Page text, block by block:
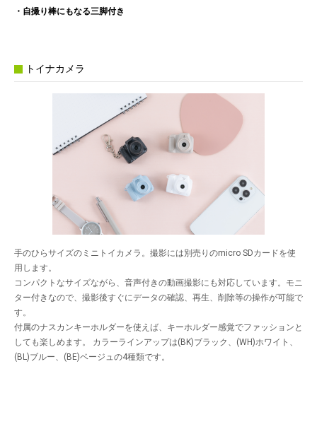
・自撮り棒にもなる三脚付き
トイナカメラ
手のひらサイズのミニトイカメラ。撮影には別売りのmicro SDカードを使
用します。
コンパクトなサイズながら、音声付きの動画撮影にも対応しています。モニ
ター付きなので、撮影後すぐにデータの確認、再生、削除等の操作が可能で
す。
付属のナスカンキーホルダーを使えば、キーホルダー感覚でファッションと
しても楽しめます。 カラーラインアップは(BK)ブラック、(WH)ホワイト、
(BL)ブルー、(BE)ベージュの4種類です。